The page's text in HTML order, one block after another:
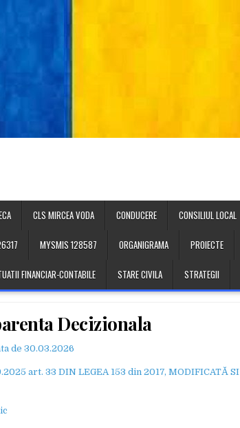
CLS MIRCEA VODA CONDUCERE CONSILIUL LOCAL
MYSMIS 128587 ORGANIGRAMA PROIECTE
FINANCIAR-CONTABILE STARE CIVILA STRATEGII
Decizionala
de 30.03.2026
art. 33 DIN LEGEA 153 din 2017, MODIFICATĂ SI